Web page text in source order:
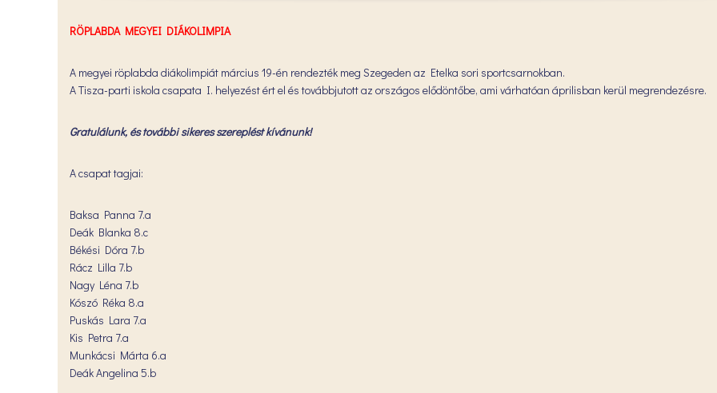
RÖPLABDA MEGYEI DIÁKOLIMPIA
A megyei röplabda diákolimpiát március 19-én rendezték meg Szegeden az Etelka sori sportcsarnokban.
A Tisza-parti iskola csapata I. helyezést ért el és továbbjutott az országos elődöntőbe, ami várhatóan áprilisban kerül megrendezésre.
Gratulálunk, és további sikeres szereplést kívánunk!
A csapat tagjai:
Baksa Panna 7.a
Deák Blanka 8.c
Békési Dóra 7.b
Rácz Lilla 7.b
Nagy Léna 7.b
Kószó Réka 8.a
Puskás Lara 7.a
Kis Petra 7.a
Munkácsi Márta 6.a
Deák Angelina 5.b